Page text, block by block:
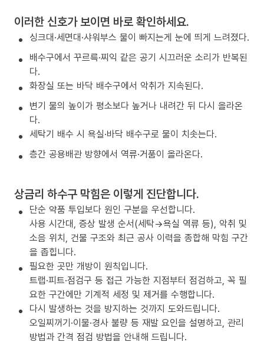
이러한 신호가 보이면 바로 확인하세요.
싱크대·세면대·샤워부스 물이 빠지는게 눈에 띄게 느려졌다.
배수구에서 꾸르륵·찌익 같은 공기 시끄러운 소리가 반복된
다.
화장실 또는 바닥 배수구에서 악취가 지속된다.
변기 물의 높이가 평소보다 높거나 내려간 뒤 다시 올라온
다.
세탁기 배수 시 욕실·바닥 배수구로 물이 치솟는다.
층간 공용배관 방향에서 역류·거품이 올라온다.
상금리 하수구 막힘은 이렇게 진단합니다.
단순 약품 투입보다 원인 구분을 우선합니다.
사용 시간대, 증상 발생 순서(세탁→욕실 역류 등), 악취 및
소음 위치, 건물 구조와 최근 공사 이력을 종합해 막힘 구간
을 좁힙니다.
필요한 곳만 개방이 원칙입니다.
트랩·피트·점검구 등 접근 가능한 지점부터 점검하고, 꼭 필
요한 구간에만 기계적 세정 및 제거를 수행합니다.
다시 발생하는 것을 방지하는 것까지 도와드립니다.
오일찌꺼기·이물·경사 불량 등 재발 요인을 설명하고, 관리
방법과 간격 점검 방법을 안내해 드립니다.